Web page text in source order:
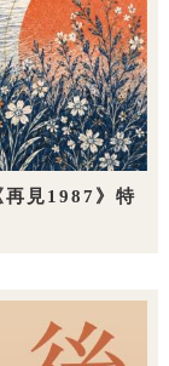
再見1987》特